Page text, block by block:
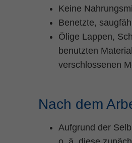
Keine
Benetzte,
Ölige Lappen,
benutzten
verschlossenen
Nach dem
Aufgrund der